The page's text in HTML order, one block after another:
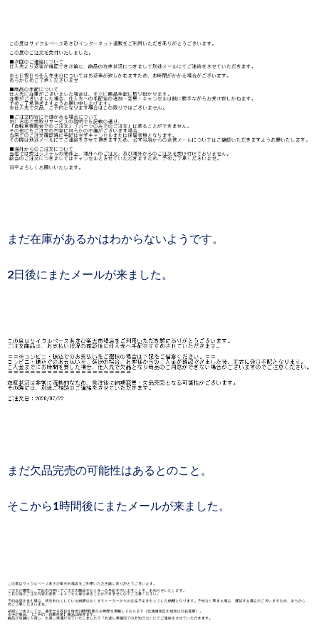
まだ在庫があるかはわからないようです。
2日後にまたメールが来ました。
まだ欠品完売の可能性はあるとのこと。
そこから1時間後にまたメールが来ました。